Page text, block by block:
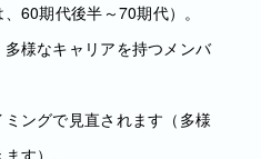
60期代後半～70期代）。
多様なキャリアを持つメンバ
ングで見直されます（多様
す）。